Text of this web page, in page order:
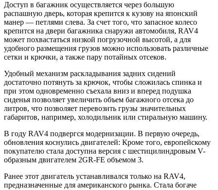
Доступ в багажник осуществляется через большую
распашную дверь, которая крепится к кузову на японский
манер — петлями слева. За счет того, что запасное колесо
крепится на двери багажника снаружи автомобиля, RAV4
может похвастаться низкой погрузочной высотой, а для
удобного размещения грузов можно использовать различные
сетки и крючки, а также пару потайных отсеков.
Удобный механизм раскладывания задних сидений
достаточно потянуть за крючок, чтобы сложилась спинка и
при этом одновременно съехала вниз и вперед подушка
сиденья позволяет увеличить объем багажного отсека до
литров, что позволяет перевозить грузы значительных
габаритов, например, холодильник или стиральную машину.
В году RAV4 подвергся модернизации. В первую очередь,
обновления коснулись двигателей: Кроме того, европейскому
покупателю стала доступна версия с шестицилиндровым V-
образным двигателем 2GR-FE объемом 3.
Ранее этот двигатель устанавливался только на RAV4,
предназначенные для американского рынка. Стала богаче